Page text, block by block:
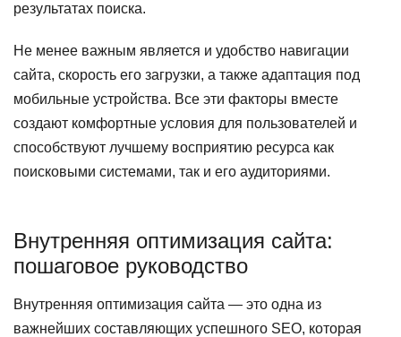
результатах поиска.
Не менее важным является и удобство навигации
сайта, скорость его загрузки, а также адаптация под
мобильные устройства. Все эти факторы вместе
создают комфортные условия для пользователей и
способствуют лучшему восприятию ресурса как
поисковыми системами, так и его аудиториями.
Внутренняя оптимизация сайта:
пошаговое руководство
Внутренняя оптимизация сайта — это одна из
важнейших составляющих успешного SEO, которая